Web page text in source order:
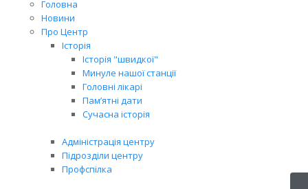
Головна
Новини
Про Центр
Історія
Історія "швидкої"
Минуле нашої станції
Головні лікарі
Пам’ятні дати
Сучасна історія
Адміністрація центру
Підрозділи центру
Профспілка